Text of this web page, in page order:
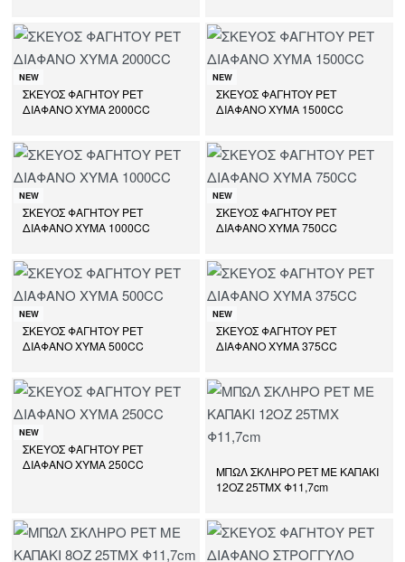
NEW
ΣΚΕΥΟΣ ΦΑΓΗΤΟΥ PET
ΔΙΑΦΑΝΟ ΧΥΜΑ 2000CC
NEW
ΣΚΕΥΟΣ ΦΑΓΗΤΟΥ PET
ΔΙΑΦΑΝΟ ΧΥΜΑ 1500CC
NEW
ΣΚΕΥΟΣ ΦΑΓΗΤΟΥ PET
ΔΙΑΦΑΝΟ ΧΥΜΑ 1000CC
NEW
ΣΚΕΥΟΣ ΦΑΓΗΤΟΥ PET
ΔΙΑΦΑΝΟ ΧΥΜΑ 750CC
NEW
ΣΚΕΥΟΣ ΦΑΓΗΤΟΥ PET
ΔΙΑΦΑΝΟ ΧΥΜΑ 500CC
NEW
ΣΚΕΥΟΣ ΦΑΓΗΤΟΥ PET
ΔΙΑΦΑΝΟ ΧΥΜΑ 375CC
NEW
ΣΚΕΥΟΣ ΦΑΓΗΤΟΥ PET
ΔΙΑΦΑΝΟ ΧΥΜΑ 250CC
ΜΠΩΛ ΣΚΛΗΡΟ PET ΜΕ ΚΑΠΑΚΙ
12ΟΖ 25ΤΜΧ Φ11,7cm